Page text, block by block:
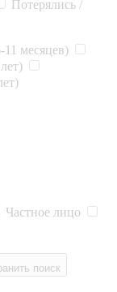
Потерялись /
месяцев)
Частное лицо
поиск